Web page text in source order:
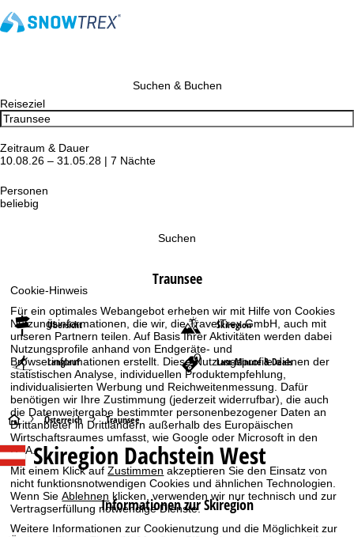
Cookie-Hinweis
Für ein optimales Webangebot erheben wir mit Hilfe von Cookies
Nutzungsinformationen, die wir, die TravelTrex GmbH, auch mit
unseren Partnern teilen. Auf Basis Ihrer Aktivitäten werden dabei
Nutzungsprofile anhand von Endgeräte- und
Browserinformationen erstellt. Diese Nutzungsprofile dienen der
statistischen Analyse, individuellen Produktempfehlung,
individualisierten Werbung und Reichweitenmessung. Dafür
benötigen wir Ihre Zustimmung (jederzeit widerrufbar), die auch
die Datenweitergabe bestimmter personenbezogener Daten an
Drittanbieter in Drittländern außerhalb des Europäischen
Wirtschaftsraumes umfasst, wie Google oder Microsoft in den
USA.
Mit einem Klick aufZustimmen akzeptieren Sie den Einsatz von
nicht funktionsnotwendigen Cookies und ähnlichen Technologien.
Wenn SieAblehnen klicken, verwenden wir nur technisch und zur
Vertragserfüllung notwendige Dienste.
Weitere Informationen zur Cookienutzung und die Möglichkeit zur
Suchen & Buchen
Reiseziel
Zeitraum & Dauer
10.08.26 – 31.05.28 | 7 Nächte
Personen
beliebig
Suchen
Traunsee
Übersicht Skiregion
Langlauf Last-Minute & Deals
S
t
a
r
Österreich Traunsee
Skiregion Dachstein West
Informationen zur Skiregion